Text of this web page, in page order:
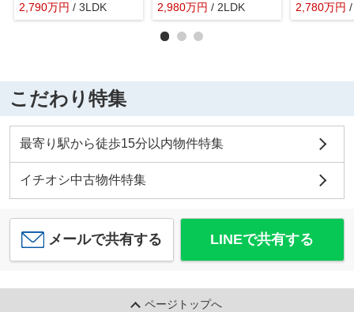
2,790万円 / 3LDK
2,980万円 / 2LDK 2,780万円
こだわり特集
最寄り駅から徒歩15分以内物件特集
イチオシ中古物件特集
メールで共有する LINEで共有する
ページトップへ